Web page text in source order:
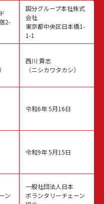
2-
ン
国分グループ本社株式
会社
東京都中央区日本橋1-
1-1
西川 貴志
（ニシカワタカシ）
令和6年 5月16日
令和9年 5月15日
一般社団法人日本
ボランタリーチェーン